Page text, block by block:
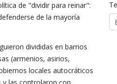
de "dividir para reinar":
de la mayoría
divididas en barrios
(armenios, asirios,
locales autocráticos